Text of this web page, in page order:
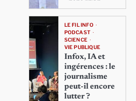
LE FIL INFO
PODCAST
SCIENCE
VIE PUBLIQUE
Infox, IA et
ingérences : le
journalisme
peut-il encore
lutter ?